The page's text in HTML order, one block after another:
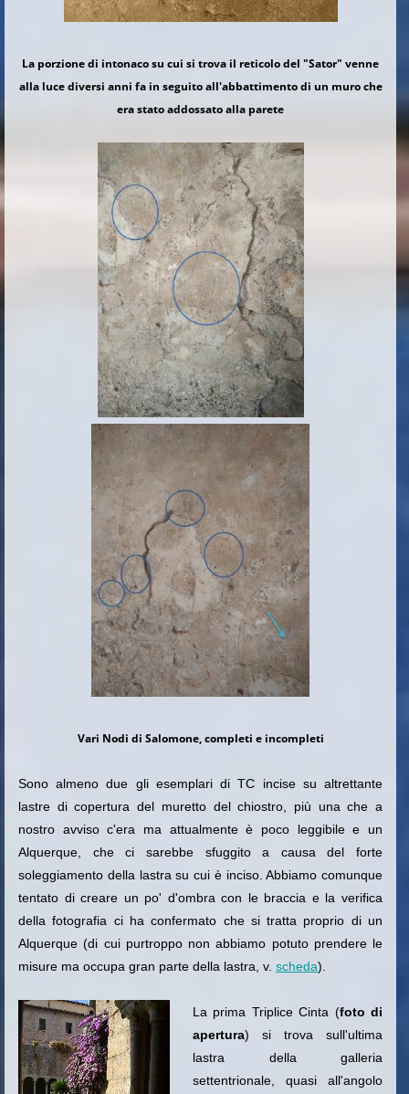
La porzione di intonaco su cui si trova il reticolo del "Sator" venne
alla luce diversi anni fa in seguito all'abbattimento di un muro che
era stato addossato alla parete
Vari Nodi di Salomone, completi e incompleti
Sono almeno due gli esemplari di TC incise su altrettante
lastre di copertura del muretto del chiostro, più una che a
nostro avviso c'era ma attualmente è poco leggibile e un
Alquerque, che ci sarebbe sfuggito a causa del forte
soleggiamento della lastra su cui è inciso. Abbiamo comunque
tentato di creare un po' d'ombra con le braccia e la verifica
della fotografia ci ha confermato che si tratta proprio di un
Alquerque (di cui purtroppo non abbiamo potuto prendere le
misure ma occupa gran parte della lastra, v. scheda).
La prima Triplice Cinta (foto di
apertura) si trova sull'ultima
lastra della galleria
settentrionale, quasi all'angolo